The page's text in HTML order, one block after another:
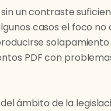
un contraste
casos el foco
PDF con
ámbito de la